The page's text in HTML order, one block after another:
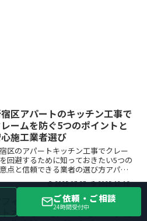
区アパートのキッチン工事で
ームを防ぐ5つのポイントと
施工業者選び
区のアパートキッチン工事でクレー
回避するために知っておきたい5つの
点と信頼できる業者の選び方アパー
のキッチン工事やリフォームを検討さ
いる新宿区のオーナー様、管理会社
へ。「トラブルなく工事を終えたいけ
、どんな点に気をつけ...
2025.07.27 2025.12.16
フィス移転で失敗しない！スマ
オフィス導入によるコスト削
ご依頼・ご相談
24時間受付中